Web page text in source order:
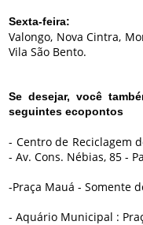
Sexta-feira:
Valongo, Nova Cintra,
Vila São Bento.
Se desejar, você
seguintes ecopontos
- Centro de Reciclagem
- Av. Cons. Nébias, 85 -
-Praça Mauá - Somente
- Aquário Municipal :